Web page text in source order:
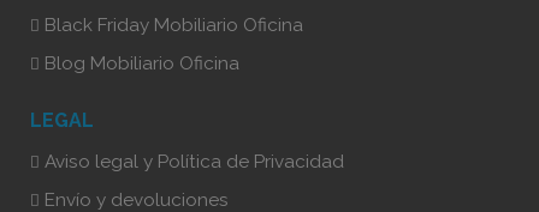
Black Friday Mobiliario Oficina
Blog Mobiliario Oficina
LEGAL
Aviso legal y Política de Privacidad
Envío y devoluciones